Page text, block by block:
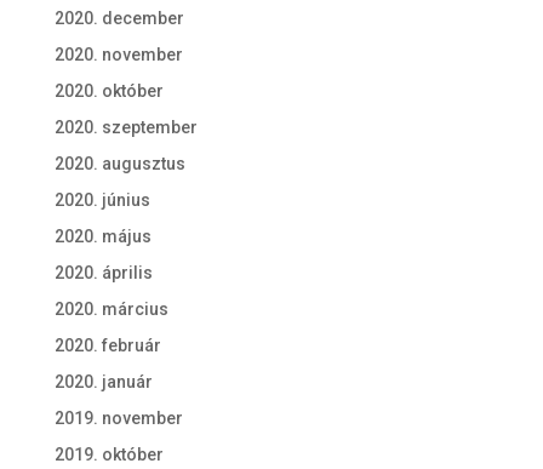
2020. december
2020. november
2020. október
2020. szeptember
2020. augusztus
2020. június
2020. május
2020. április
2020. március
2020. február
2020. január
2019. november
2019. október